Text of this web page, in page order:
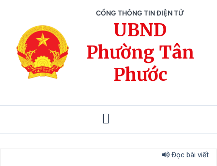
CỔNG THÔNG TIN ĐIỆN TỬ
UBND
Phường Tân
Phước
Đọc bài viết